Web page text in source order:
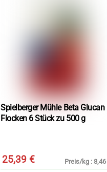
Spielberger Mühle Beta Glucan
Flocken 6 Stück zu 500 g
25,39 €
Preis/kg : 8,46